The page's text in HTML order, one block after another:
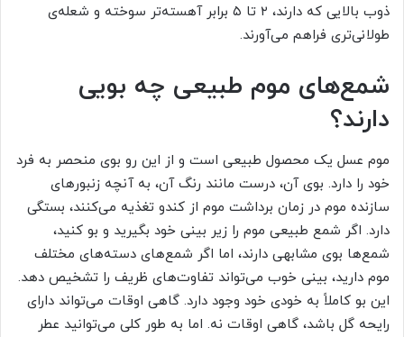
ذوب بالایی که دارند، ۲ تا ۵ برابر آهسته‌تر سوخته و شعله‌ی
طولانی‌تری فراهم می‌آورند.
شمع‌های موم طبیعی چه بویی
دارند؟
موم عسل یک محصول طبیعی است و از این رو بوی منحصر به فرد
خود را دارد. بوی آن، درست مانند رنگ آن، به آنچه زنبورهای
سازنده موم در زمان برداشت موم از کندو تغذیه می‌کنند، بستگی
دارد. اگر شمع طبیعی موم را زیر بینی خود بگیرید و بو کنید،
شمع‌ها بوی مشابهی دارند، اما اگر شمع‌های دسته‌های مختلف
موم دارید‌، بینی خوب می‌تواند تفاوت‌های ظریف را تشخیص دهد.
این بو کاملاً به خودی خود وجود دارد. گاهی اوقات می‌تواند دارای
رایحه گل باشد، گاهی اوقات نه. اما به طور کلی می‌توانید عطر